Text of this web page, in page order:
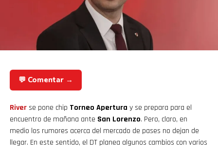
💬 Comentar →
Riverse pone chip Torneo Apertura y se prepara para el
encuentro de mañana ante San Lorenzo. Pero, claro, en
medio los rumores acerca del mercado de pases no dejan de
llegar. En este sentido, el DT planea algunos cambios con varios